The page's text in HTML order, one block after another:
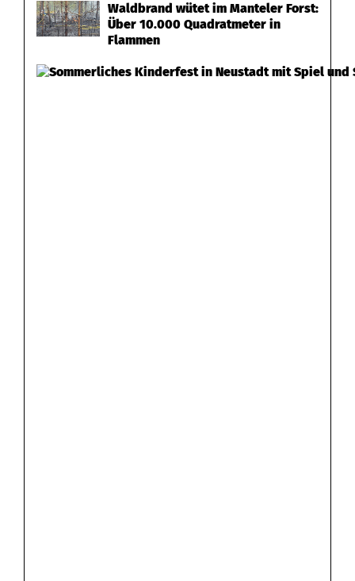
Waldbrand wütet im Manteler Forst:
Über 10.000 Quadratmeter in
Flammen